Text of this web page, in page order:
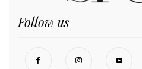
Follow us